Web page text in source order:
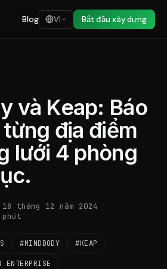
Blog VI Bắt đầu xây dựng
và Keap: Báo
địa điểm
lưới 4 phòng
18 tháng 12 năm 2024
#MINDBODY #KEAP
ENTERPRISE